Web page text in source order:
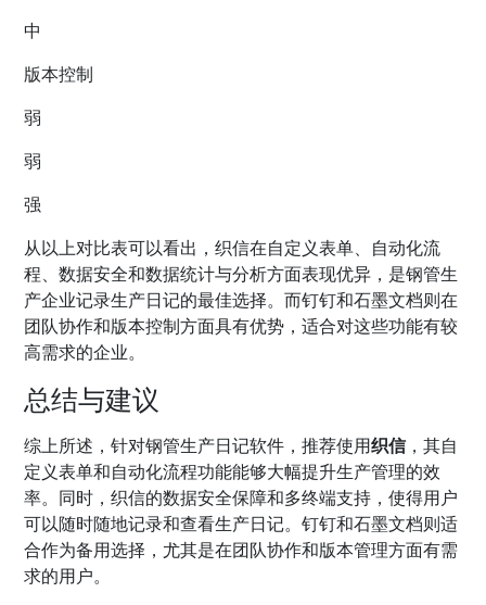
中
版本控制
弱
弱
强
从以上对比表可以看出，织信在自定义表单、自动化流
程、数据安全和数据统计与分析方面表现优异，是钢管生
产企业记录生产日记的最佳选择。而钉钉和石墨文档则在
团队协作和版本控制方面具有优势，适合对这些功能有较
高需求的企业。
总结与建议
综上所述，针对钢管生产日记软件，推荐使用织信，其自
定义表单和自动化流程功能能够大幅提升生产管理的效
率。同时，织信的数据安全保障和多终端支持，使得用户
可以随时随地记录和查看生产日记。钉钉和石墨文档则适
合作为备用选择，尤其是在团队协作和版本管理方面有需
求的用户。